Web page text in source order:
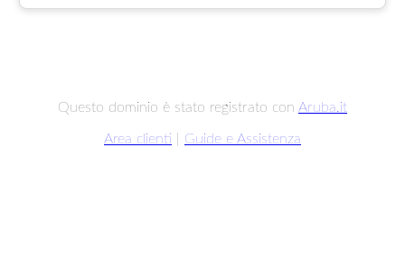
Questo dominio è stato registrato con Aruba.it
Area clienti Guide e Assistenza